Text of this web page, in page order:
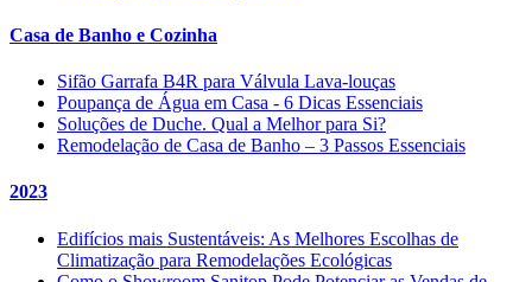
Casa de Banho e Cozinha
Sifão Garrafa B4R para Válvula Lava-louças
Poupança de Água em Casa - 6 Dicas Essenciais
Soluções de Duche. Qual a Melhor para Si?
Remodelação de Casa de Banho – 3 Passos Essenciais
2023
Edifícios mais Sustentáveis: As Melhores Escolhas de
Climatização para Remodelações Ecológicas